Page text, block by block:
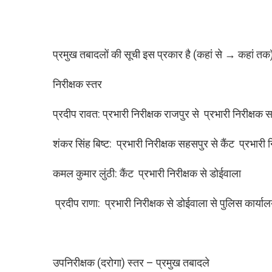
प्रमुख तबादलों की सूची इस प्रकार है (कहां से → कहां
निरीक्षक स्तर
प्रदीप रावत: प्रभारी निरीक्षक राजपुर से प्रभारी निरीक्षक
शंकर सिंह बिष्ट: प्रभारी निरीक्षक सहसपुर से कैंट प्रभारी
कमल कुमार लुंठी: कैंट प्रभारी निरीक्षक से डोईवाला
प्रदीप राणा: प्रभारी निरीक्षक से डोईवाला से पुलिस
उपनिरीक्षक (दरोगा) स्तर – प्रमुख तबादले